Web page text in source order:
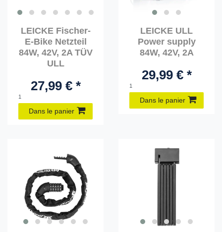
LEICKE Fischer-
E-Bike Netzteil
84W, 42V, 2A TÜV
ULL
27,99 € *
1
Dans le panier
LEICKE ULL
Power supply
84W, 42V, 2A
29,99 € *
1
Dans le panier